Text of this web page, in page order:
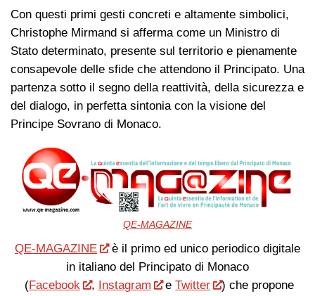
Con questi primi gesti concreti e altamente simbolici,
Christophe Mirmand si afferma come un Ministro di
Stato determinato, presente sul territorio e pienamente
consapevole delle sfide che attendono il Principato. Una
partenza sotto il segno della reattività, della sicurezza e
del dialogo, in perfetta sintonia con la visione del
Principe Sovrano di Monaco.
QE-MAGAZINE
QE-MAGAZINE
è il primo ed unico periodico digitale
in italiano del Principato di Monaco
(Facebook , Instagram eTwitter
) che propone